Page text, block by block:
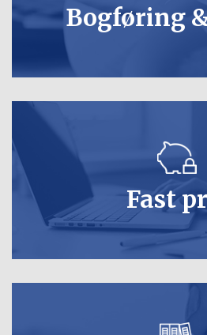
Bogføring
Fast